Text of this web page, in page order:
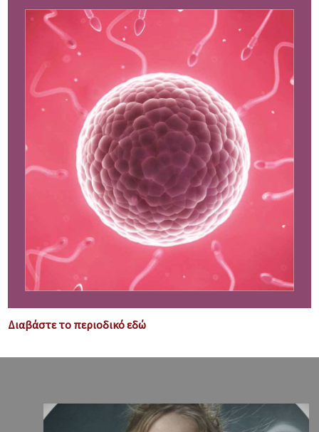
Εκπαίδευση
E-Learning
Μετεκπαιδευτικά Μαθήματα
Σεμινάρια
Ιστορία & Προσωπικότητες της Γυναικολογίας -
Μαιευτικής, IVF
Εκδηλώσεις
Δραστηριότητες
Συνέδρια - Συμπόσια
Επιστημονικές Ημερίδες
Events
Πρόσωπα
Μέλη Ε.Ε.Α.Ι.
Φίλοι Ε.Ε.Α.Ι.
Συνεντεύξεις - Απόψεις
Επικοινωνια
Διαβάστε το περιοδικό εδώ